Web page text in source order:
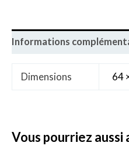
Informations
Dimensions 64
vous pourriez aussi